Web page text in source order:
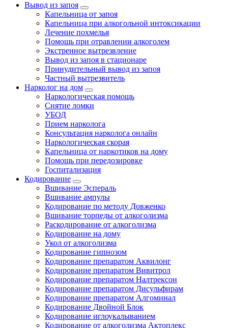
Вывод из запоя
Капельница от запоя
Капельница при алкогольной интоксикации
Лечение похмелья
Помощь при отравлении алкоголем
Экстренное вытрезвление
Вывод из запоя в стационаре
Принудительный вывод из запоя
Частный вытрезвитель
Нарколог на дом
Наркологическая помощь
Снятие ломки
УБОД
Прием нарколога
Консультация нарколога онлайн
Наркологическая скорая
Капельница от наркотиков на дому
Помощь при передозировке
Госпитализация
Кодирование
Вшивание Эспераль
Вшивание ампулы
Кодирование по методу Довженко
Вшивание торпеды от алкоголизма
Раскодирование от алкоголизма
Кодирование на дому
Укол от алкоголизма
Кодирование гипнозом
Кодирование препаратом Аквилонг
Кодирование препаратом Вивитрол
Кодирование препаратом Налтрексон
Кодирование препаратом Дисульфирам
Кодирование препаратом Алгоминал
Кодирование Двойной Блок
Кодирование иглоукалыванием
Кодирование от алкоголизма Актоплекс